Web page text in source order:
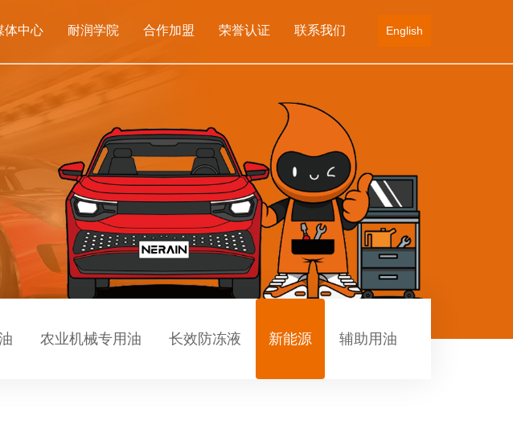
English
体中心 耐润学院 合作加盟 荣誉认证 联系我们
农业机械专用油 长效防冻液 新能源 辅助用油